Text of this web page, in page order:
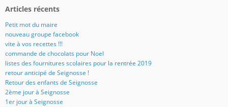
Articles récents
Petit mot du maire
nouveau groupe facebook
vite à vos recettes !!!
commande de chocolats pour Noel
listes des fournitures scolaires pour la rentrée 2019
retour anticipé de Seignosse !
Retour des enfants de Seignosse
2ème jour à Seignosse
1er jour à Seignosse